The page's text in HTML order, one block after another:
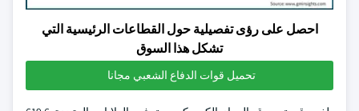
احصل على رؤى تفصيلية حول القطاعات الرئيسية التي
تشكل هذا السوق
تحميل قوات الدفاع الشعبي مجانا